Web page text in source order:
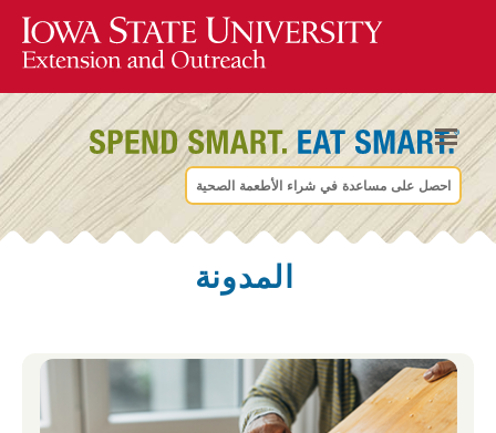
احصل على مساعدة في شراء الأطعمة الصحية
المدونة